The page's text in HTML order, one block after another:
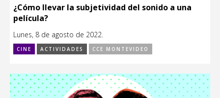
¿Cómo llevar la subjetividad del sonido a una
película?
Lunes, 8 de agosto de 2022.
CINE ACTIVIDADES CCE MONTEVIDEO